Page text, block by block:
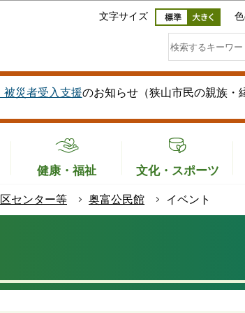
このページの本文へ移動
文字サイズ
被災者受入支援のお知らせ（狭山市民の親族・
健康・福祉 文化・スポーツ
センター等 奥富公民館 イベント